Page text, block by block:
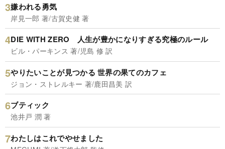
嫌われる勇気
岸見一郎 著/古賀史健 著
DIE WITH ZERO 人生が豊かになりすぎる究極のルール
ビル・パーキンス 著/児島 修 訳
やりたいことが見つかる 世界の果てのカフェ
ジョン・ストレルキー 著/鹿田昌美 訳
ブティック
池井戸 潤 著
わたしはこれでやせました